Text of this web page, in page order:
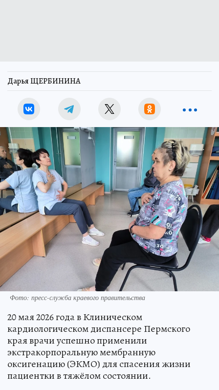
Дарья ЩЕРБИНИНА
Фото: пресс-служба краевого правительства
20 мая 2026 года в Клиническом
кардиологическом диспансере Пермского
края врачи успешно применили
экстракорпоральную мембранную
оксигенацию (ЭКМО) для спасения жизни
пациентки в тяжёлом состоянии.